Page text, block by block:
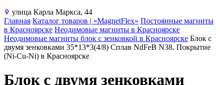
улица Карла Маркса, 44
Главная Каталог товаров | «MagnetFlex» Постоянные магниты
в Красноярске Неодимовые магниты в Красноярске
Неодимовые магниты блок с зенковкой в Красноярске Блок с
двумя зенковками 35*13*3(4/8) Сплав NdFeB N38. Покрытие
(Ni-Cu-Ni) в Красноярске
Блок с двумя зенковками